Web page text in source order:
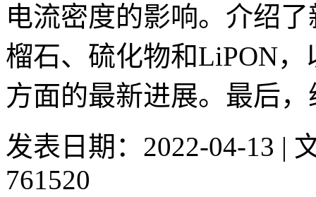
电流密度的影响。介绍
榴石、硫化物和LiPON
方面的最新进展。最后
发表日期：2022-04-13 |
761520